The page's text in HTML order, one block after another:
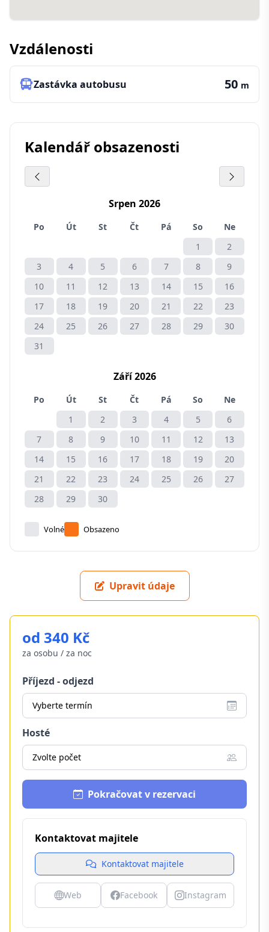
Vzdálenosti
Zastávka autobusu 50 m
Kalendář obsazenosti
Srpen 2026
Po Út St Čt Pá So
Ne
1
2
3
4 5 6 7 8
9
10
11 12 13 14 15
16
17
18 19 20 21 22
23
24
25 26 27 28 29
30
31
Září 2026
Po Út St Čt Pá So
Ne
1
2 3 4 5
6
7
8 9 10 11 12
13
14
15 16 17 18 19
20
21
22 23 24 25 26
27
28
29 30
Volné Obsazeno
Upravit údaje
od 340 Kč
za osobu / za noc
Příjezd - odjezd
Vyberte termín
Hosté
Zvolte počet
Pokračovat v rezervaci
Kontaktovat majitele
Kontaktovat majitele
Web Facebook Instagram